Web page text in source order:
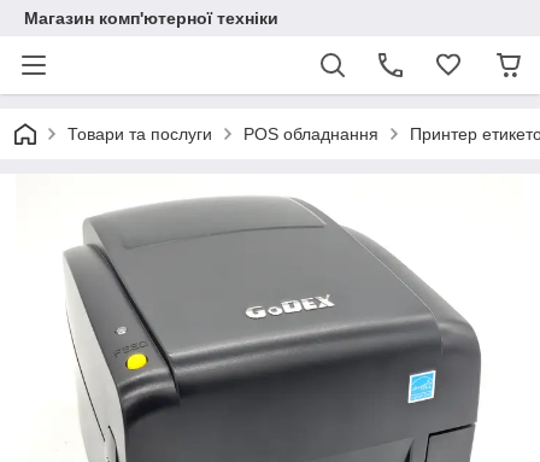
Магазин комп'ютерної техніки
Товари та послуги POS обладнання Принтер